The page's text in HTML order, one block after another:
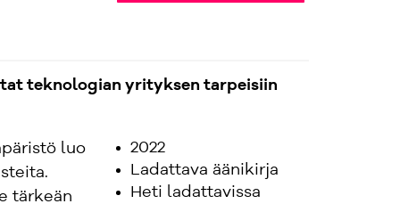
teknologian yrityksen tarpeisiin
luo
tärkeän
2022
Ladattava äänikirja
Heti ladattavissa